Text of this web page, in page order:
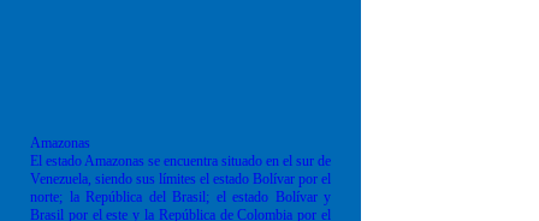
Amazonas
El estado Amazonas se encuentra situado en el sur de
Venezuela, siendo sus límites el estado Bolívar por el
norte; la República del Brasil; el estado Bolívar y
Brasil por el este y la República de Colombia por el